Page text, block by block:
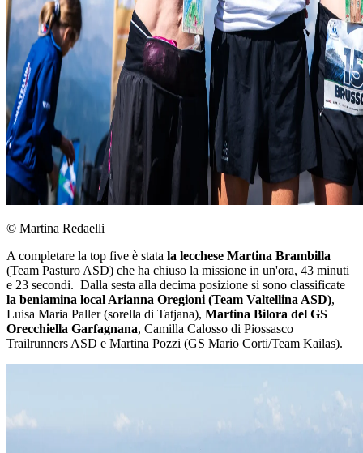
© Martina Redaelli
A completare la top five è stata la lecchese Martina Brambilla
(Team Pasturo ASD) che ha chiuso la missione in un'ora, 43 minuti
e 23 secondi. Dalla sesta alla decima posizione si sono classificate
la beniamina local Arianna Oregioni (Team Valtellina ASD),
Luisa Maria Paller (sorella di Tatjana), Martina Bilora del GS
Orecchiella Garfagnana, Camilla Calosso di Piossasco
Trailrunners ASD e Martina Pozzi (GS Mario Corti/Team Kailas).